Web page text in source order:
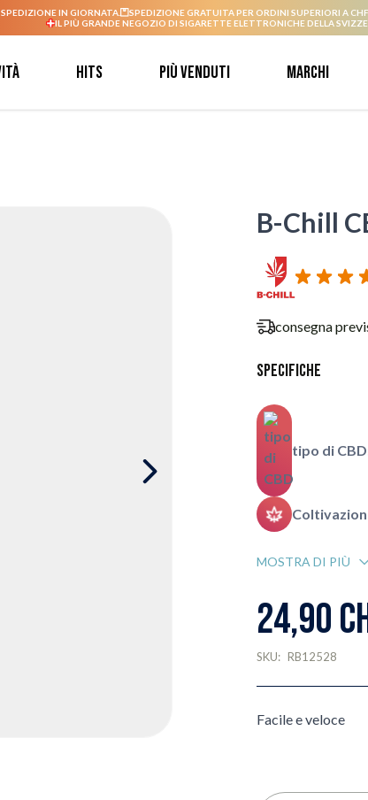
IN GIORNATA. SPEDIZIONE GRATUITA PER ORDINI SUPERIORI A
IL PIÙ GRANDE NEGOZIO DI SIGARETTE ELETTRONICHE DELLA
Hits Più venduti Marchi
B-Chill
consegna
Specifiche
tipo di
MOSTRA DI PIÙ
24,90
SKU: RB12528
Facile e veloce